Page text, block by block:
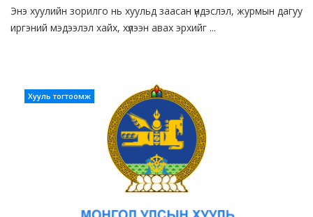
Энэ хуулийн зорилго нь хуульд заасан үндэслэл, журмын дагуу
иргэний мэдээлэл хайх, хүлээн авах эрхийг ...
Хууль тогтоомж